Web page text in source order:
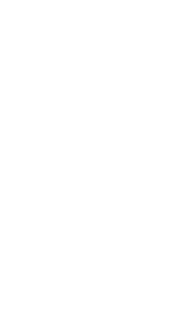
d'Afrique ou introduit
ont été parmi les
luffa tirant
le luffa a franchi les
les années 30 aux États-Unis.